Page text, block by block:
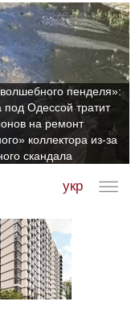
пенделя»:
под Одессой тратит
на ремонт
коллектора из-за
скандала
укр